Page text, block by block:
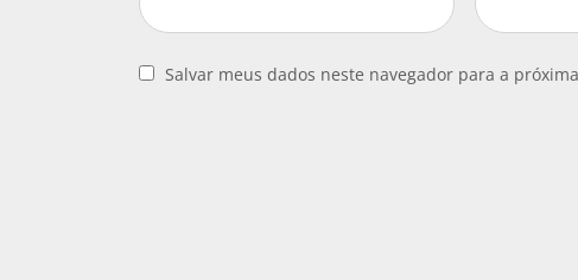
Salvar meus dados neste navegador para a